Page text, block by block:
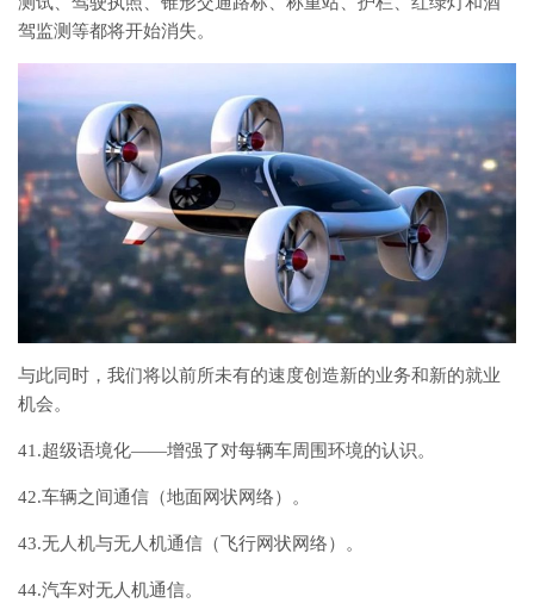
驾监测等都将开始消失。
与此同时，我们将以前所未有的速度创造新的业务和新的就业
机会。
41.超级语境化——增强了对每辆车周围环境的认识。
42.车辆之间通信（地面网状网络）。
43.无人机与无人机通信（飞行网状网络）。
44.汽车对无人机通信。